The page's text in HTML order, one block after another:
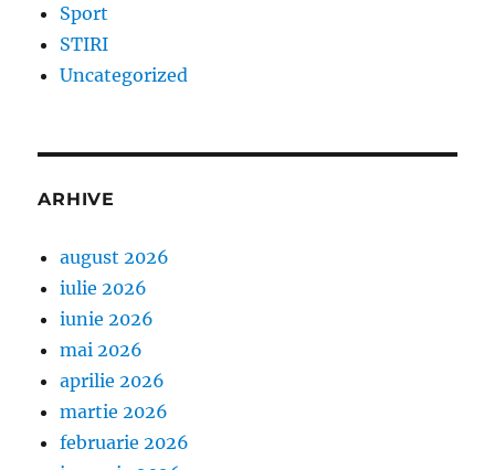
Sport
STIRI
Uncategorized
ARHIVE
august 2026
iulie 2026
iunie 2026
mai 2026
aprilie 2026
martie 2026
februarie 2026